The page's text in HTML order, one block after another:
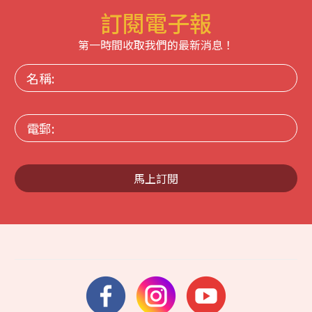
訂閱電子報
第一時間收取我們的最新消息！
名
稱:
電
郵:
馬上訂閱